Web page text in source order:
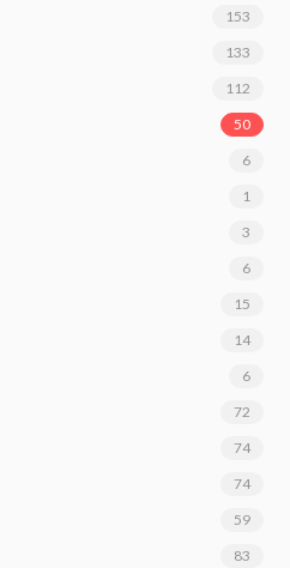
153
133
112
50
6
1
3
6
15
14
6
72
74
74
59
83